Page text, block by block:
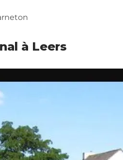
à Leers